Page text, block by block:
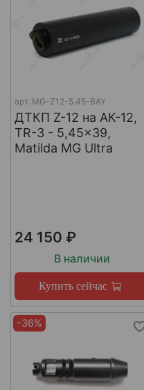
арт. MG-Z12-5.45-BAY
ДТКП Z-12 на АК-12,
TR-3 - 5,45x39,
Matilda MG Ultra
24 150 ₽
В наличии
Купить сейчас
-36%